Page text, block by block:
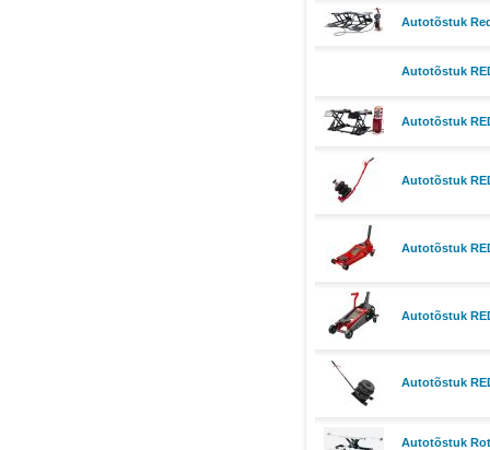
Autotõstuk
Autotõstuk
Autotõstuk
Autotõstuk
Autotõstuk
Autotõstuk
Autotõstuk
Autotõstuk